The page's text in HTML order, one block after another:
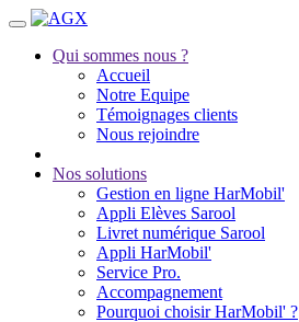
Qui sommes nous ?
Accueil
Notre Equipe
Témoignages clients
Nous rejoindre
Nos solutions
Gestion en ligne HarMobil'
Appli Elèves Sarool
Livret numérique Sarool
Appli HarMobil'
Service Pro.
Accompagnement
Pourquoi choisir HarMobil' ?